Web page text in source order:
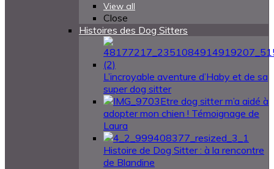
View all
Close
Histoires des Dog Sitters
L’incroyable aventure d’Haby et de sa
super dog sitter
Etre dog sitter m’a aidé à
adopter mon chien ! Témoignage de
Laura
Histoire de Dog Sitter : à la rencontre
de Blandine